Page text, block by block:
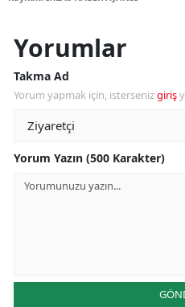
Yorumlar
Takma Ad
Yorum yapmak için, istersenizgiriş
Yorum Yazın (500 Karakter)